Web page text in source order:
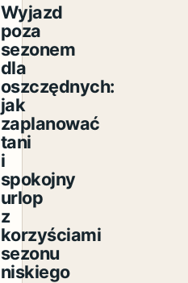
Wyjazd
poza
sezonem
dla
oszczędnych:
jak
zaplanować
tani
i
spokojny
urlop
z
korzyściami
sezonu
niskiego